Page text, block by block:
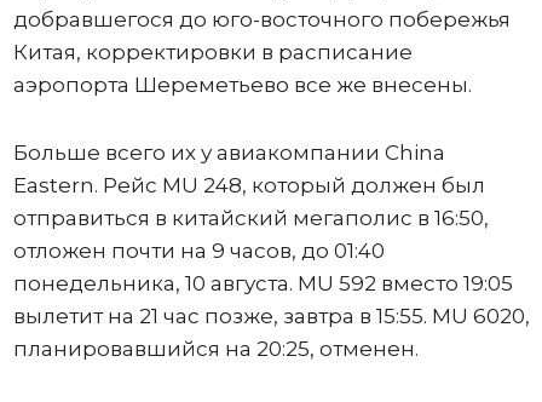
добравшегося до юго-восточного побережья
Китая, корректировки в расписание
аэропорта Шереметьево все же внесены.
Больше всего их у авиакомпании China
Eastern. Рейс MU 248, который должен был
отправиться в китайский мегаполис в 16:50,
отложен почти на 9 часов, до 01:40
понедельника, 10 августа. MU 592 вместо 19:05
вылетит на 21 час позже, завтра в 15:55. MU 6020,
планировавшийся на 20:25, отменен.